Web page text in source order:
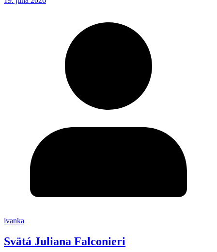
ivanka
Svätá Juliana Falconieri